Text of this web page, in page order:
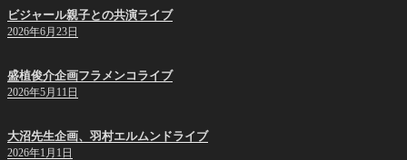
ビジャール親子との共演ライブ
2026年6月23日
盛植俊介企画フラメンコライブ
2026年5月11日
大沼先生企画、羽村エルムンドライブ
2026年1月1日